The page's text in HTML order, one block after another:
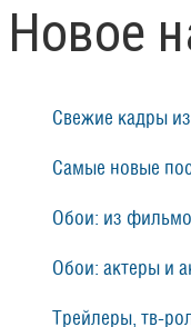
Новое
Свежие кадры
Самые новые
Обои: из
Обои: актеры и
Трейлеры, тв-